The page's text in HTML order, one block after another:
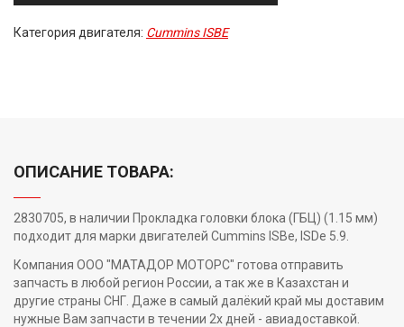
Категория двигателя: Cummins ISBE
ОПИСАНИЕ ТОВАРА:
2830705, в наличии Прокладка головки блока (ГБЦ) (1.15 мм)
подходит для марки двигателей Cummins ISBe, ISDe 5.9.
Компания ООО "МАТАДОР МОТОРС" готова отправить
запчасть в любой регион России, а так же в Казахстан и
другие страны СНГ. Даже в самый далёкий край мы доставим
нужные Вам запчасти в течении 2х дней - авиадоставкой.